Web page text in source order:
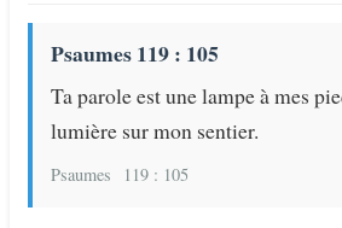
Psaumes 119 : 105
Ta parole est une lampe à mes
lumière sur mon sentier.
Psaumes 119 : 105